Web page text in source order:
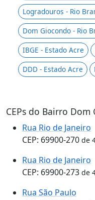
Logradouros - Rio
Dom Giocondo - Rio
IBGE - Estado Acre
DDD - Estado Acre
CEPs do Bairro Dom
Rua Rio de Janeiro
CEP: 69900-270 de
Rua Rio de Janeiro
CEP: 69900-273 de
Rua São Paulo